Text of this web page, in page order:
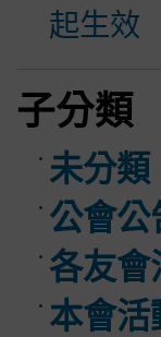
起生效
子分類
未分類
公會公
各友會
本會活